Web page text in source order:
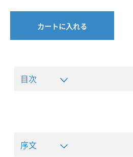
カートに入れる
目次
序文